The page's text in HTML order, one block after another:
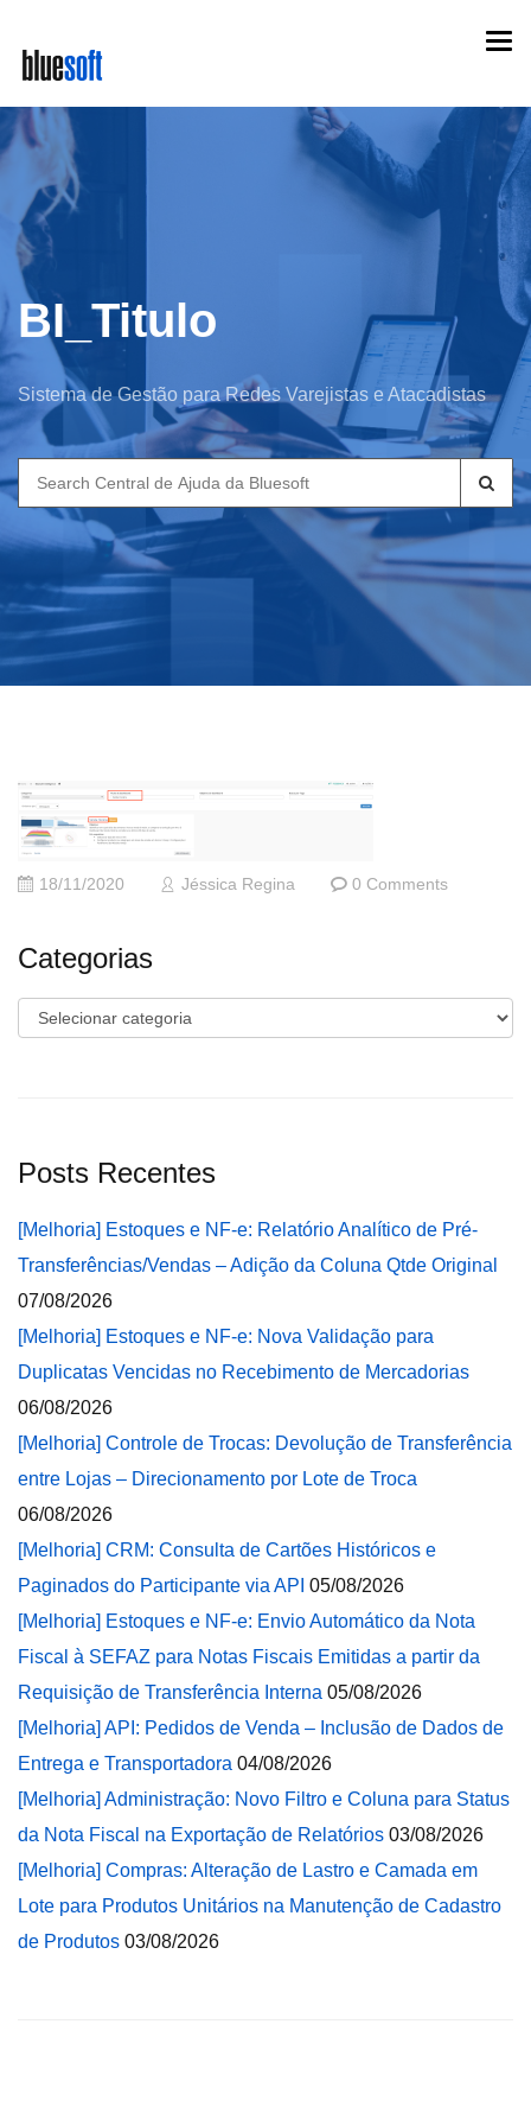
main
content
BI_Titulo
Sistema de Gestão para Redes Varejistas e Atacadistas
Search
for:
18/11/2020 Jéssica Regina 0 Comments
Categorias
Categorias
Posts Recentes
[Melhoria] Estoques e NF-e: Relatório Analítico de Pré-
Transferências/Vendas – Adição da Coluna Qtde Original
07/08/2026
[Melhoria] Estoques e NF-e: Nova Validação para
Duplicatas Vencidas no Recebimento de Mercadorias
06/08/2026
[Melhoria] Controle de Trocas: Devolução de Transferência
entre Lojas – Direcionamento por Lote de Troca
06/08/2026
[Melhoria] CRM: Consulta de Cartões Históricos e
Paginados do Participante via API 05/08/2026
[Melhoria] Estoques e NF-e: Envio Automático da Nota
Fiscal à SEFAZ para Notas Fiscais Emitidas a partir da
Requisição de Transferência Interna 05/08/2026
[Melhoria] API: Pedidos de Venda – Inclusão de Dados de
Entrega e Transportadora 04/08/2026
[Melhoria] Administração: Novo Filtro e Coluna para Status
da Nota Fiscal na Exportação de Relatórios 03/08/2026
[Melhoria] Compras: Alteração de Lastro e Camada em
Lote para Produtos Unitários na Manutenção de Cadastro
de Produtos 03/08/2026